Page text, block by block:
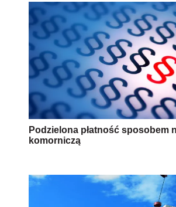
Podzielona płatność sposobem
komorniczą